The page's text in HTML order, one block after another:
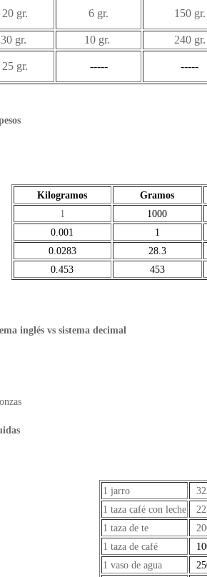
20 gr. 6 gr. 150 gr.
30 gr. 10 gr. 240 gr.
25 gr. ----- -----
Kilogramos Gramos
1
1000
0.001
1
0.0283
28.3
0.453
453
inglés vs sistema decimal
1 jarro
1 taza café con leche
1 taza de te
1 taza de café
1 vaso de agua